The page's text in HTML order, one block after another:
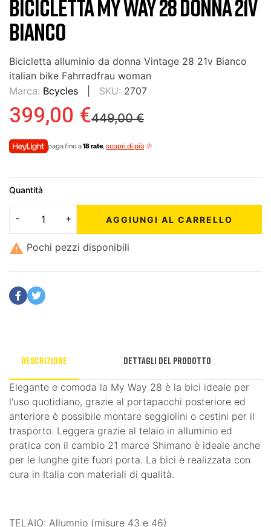
BICICLETTA MY WAY 28 DONNA 21V
BIANCO
Bicicletta alluminio da donna Vintage 28 21v Bianco
italian bike Fahrradfrau woman
Marca: Bcycles SKU: 2707
449,00 €
399,00 €
paga fino a18 rate, scopri di più
Quantità
AGGIUNGI AL CARRELLO
 Pochi pezzi disponibili
Descrizione Dettagli del prodotto
Elegante e comoda la My Way 28 è la bici ideale per
l'uso quotidiano, grazie al portapacchi posteriore ed
anteriore è possibile montare seggiolini o cestini per il
trasporto. Leggera grazie al telaio in alluminio ed
pratica con il cambio 21 marce Shimano è ideale anche
per le lunghe gite fuori porta. La bici è realizzata con
cura in Italia con materiali di qualità.
TELAIO: Allumnio (misure 43 e 46)